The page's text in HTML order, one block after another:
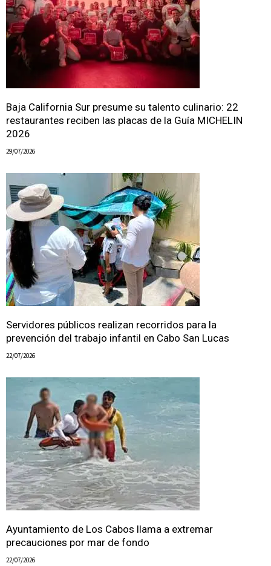
Baja California Sur presume su talento culinario: 22
restaurantes reciben las placas de la Guía MICHELIN
2026
29/07/2026
Servidores públicos realizan recorridos para la
prevención del trabajo infantil en Cabo San Lucas
22/07/2026
Ayuntamiento de Los Cabos llama a extremar
precauciones por mar de fondo
22/07/2026